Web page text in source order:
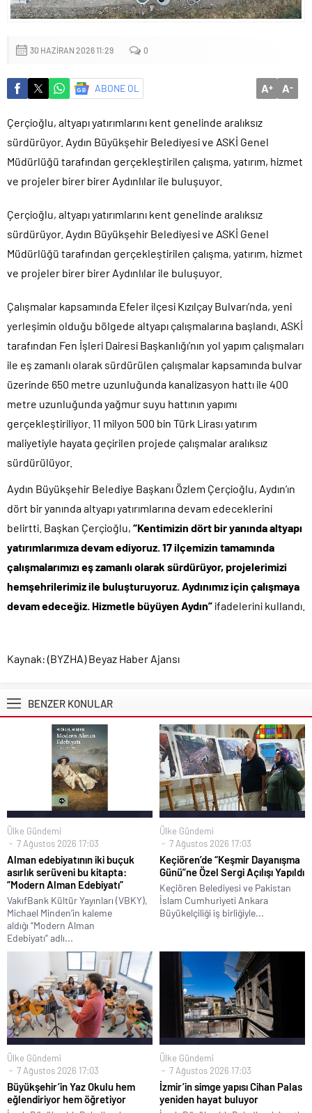
Yapıldı
30 HAZIRAN 2026 11:29 0
ABONE OL A+ A-
Çerçioğlu, altyapı yatırımlarını kent genelinde aralıksız
sürdürüyor. Aydın Büyükşehir Belediyesi ve ASKİ Genel
Müdürlüğü tarafından gerçekleştirilen çalışma, yatırım, hizmet
ve projeler birer birer Aydınlılar ile buluşuyor.
Çerçioğlu, altyapı yatırımlarını kent genelinde aralıksız
sürdürüyor. Aydın Büyükşehir Belediyesi ve ASKİ Genel
Müdürlüğü tarafından gerçekleştirilen çalışma, yatırım, hizmet
ve projeler birer birer Aydınlılar ile buluşuyor.
Çalışmalar kapsamında Efeler ilçesi Kızılçay Bulvarı’nda, yeni
yerleşimin olduğu bölgede altyapı çalışmalarına başlandı. ASKİ
tarafından Fen İşleri Dairesi Başkanlığı’nın yol yapım çalışmaları
ile eş zamanlı olarak sürdürülen çalışmalar kapsamında bulvar
üzerinde 650 metre uzunluğunda kanalizasyon hattı ile 400
metre uzunluğunda yağmur suyu hattının yapımı
gerçekleştiriliyor. 11 milyon 500 bin Türk Lirası yatırım
maliyetiyle hayata geçirilen projede çalışmalar aralıksız
sürdürülüyor.
Aydın Büyükşehir Belediye Başkanı Özlem Çerçioğlu, Aydın’ın
dört bir yanında altyapı yatırımlarına devam edeceklerini
belirtti. Başkan Çerçioğlu, “Kentimizin dört bir yanında altyapı
yatırımlarımıza devam ediyoruz. 17 ilçemizin tamamında
çalışmalarımızı eş zamanlı olarak sürdürüyor, projelerimizi
hemşehrilerimiz ile buluşturuyoruz. Aydınımız için çalışmaya
devam edeceğiz. Hizmetle büyüyen Aydın” ifadelerini kullandı.
Kaynak: (BYZHA) Beyaz Haber Ajansı
BENZER KONULAR
Ülke Gündemi
7 Ağustos 2026 17:03
Alman edebiyatının iki buçuk
asırlık serüveni bu kitapta:
“Modern Alman Edebiyatı”
VakıfBank Kültür Yayınları (VBKY),
Michael Minden’in kaleme
aldığı “Modern Alman
Edebiyatı” adlı...
Ülke Gündemi
7 Ağustos 2026 17:03
Keçiören’de “Keşmir Dayanışma
Günü”ne Özel Sergi Açılışı Yapıldı
Keçiören Belediyesi ve Pakistan
İslam Cumhuriyeti Ankara
Büyükelçiliği iş birliğiyle...
Ülke Gündemi
7 Ağustos 2026 17:03
Büyükşehir’in Yaz Okulu hem
eğlendiriyor hem öğretiyor
Ülke Gündemi
7 Ağustos 2026 17:03
İzmir’in simge yapısı Cihan Palas
yeniden hayat buluyor